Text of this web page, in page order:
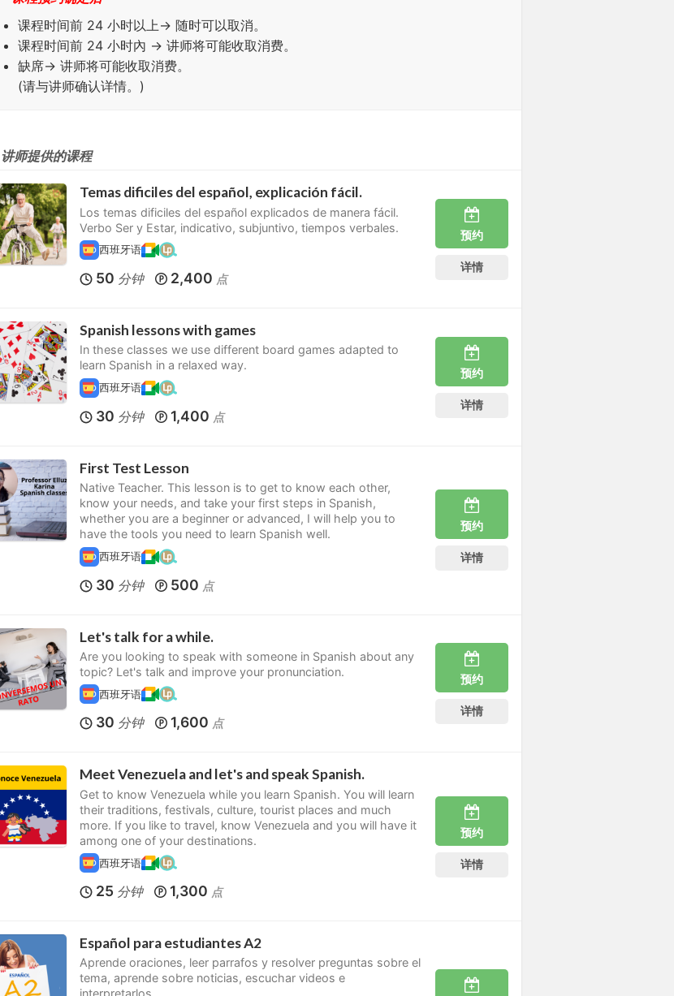
课程时间前 24 小时以上→ 随时可以取消。
课程时间前 24 小时內 → 讲师将可能收取消费。
缺席→ 讲师将可能收取消费。
(请与讲师确认详情。)
讲师提供的课程
Temas dificiles del español, explicación fácil.
Los temas dificiles del español explicados de manera fácil.
Verbo Ser y Estar, indicativo, subjuntivo, tiempos verbales.
西班牙语
50 分钟 2,400 点
预约
详情
Spanish lessons with games
In these classes we use different board games adapted to
learn Spanish in a relaxed way.
西班牙语
30 分钟 1,400 点
预约
详情
First Test Lesson
Native Teacher. This lesson is to get to know each other,
know your needs, and take your first steps in Spanish,
whether you are a beginner or advanced, I will help you to
have the tools you need to learn Spanish well.
西班牙语
30 分钟 500 点
预约
详情
Let's talk for a while.
Are you looking to speak with someone in Spanish about any
topic? Let's talk and improve your pronunciation.
西班牙语
30 分钟 1,600 点
预约
详情
Meet Venezuela and let's and speak Spanish.
Get to know Venezuela while you learn Spanish. You will learn
their traditions, festivals, culture, tourist places and much
more. If you like to travel, know Venezuela and you will have it
among one of your destinations.
西班牙语
25 分钟 1,300 点
预约
详情
Español para estudiantes A2
Aprende oraciones, leer parrafos y resolver preguntas sobre el
tema, aprende sobre noticias, escuchar videos e